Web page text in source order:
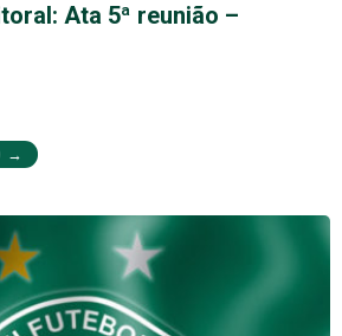
Ata 5ª reunião –
→